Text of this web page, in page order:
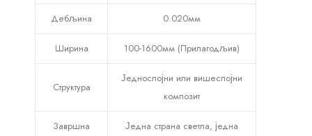
Дебљина 0.020мм
Ширина 100-1600мм (Прилагодљив)
Структура
Једнослојни или вишеслојни
композит
Завршна
Једна страна светла, једна